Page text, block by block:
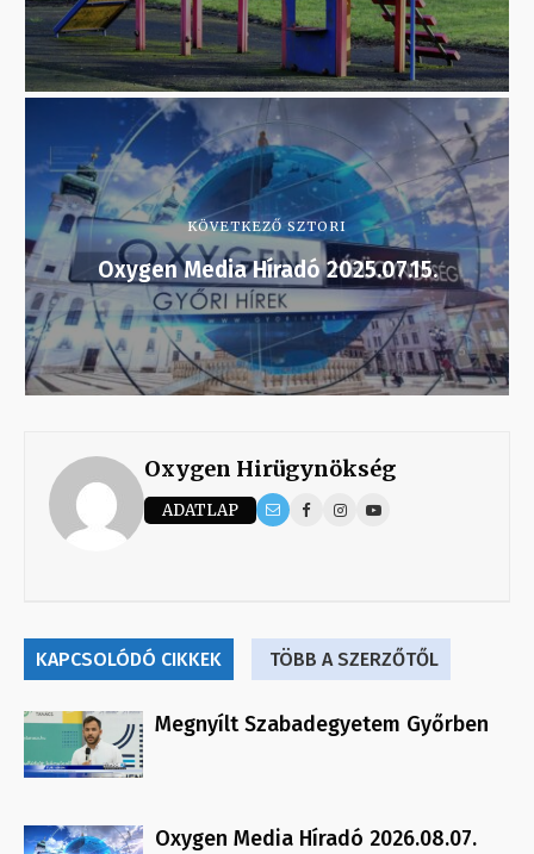
KÖVETKEZŐ SZTORI
Oxygen Media Híradó 2025.07.15.
Oxygen Hirügynökség
ADATLAP
KAPCSOLÓDÓ CIKKEK TÖBB A SZERZŐTŐL
Megnyílt Szabadegyetem Győrben
Oxygen Media Híradó 2026.08.07.